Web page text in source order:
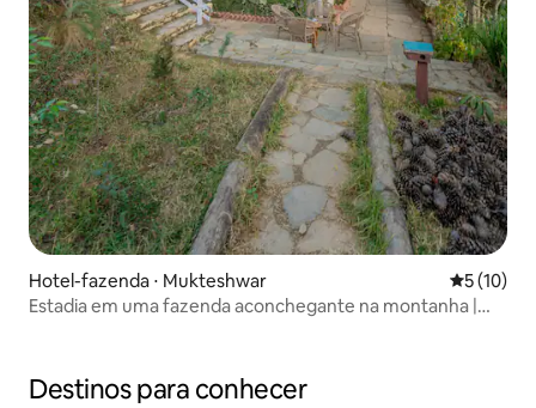
Hotel-fazenda ⋅ Mukteshwar 5 de uma
5 (10)
Estadia em uma fazenda aconchegante na montanha |
Destinos para conhecer